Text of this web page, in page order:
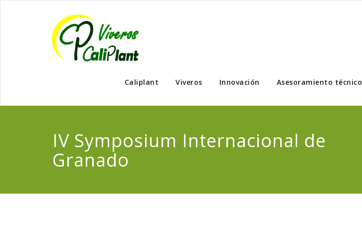
Caliplant Viveros Innovación Asesoramiento técnico
IV Symposium Internacional de
Granado